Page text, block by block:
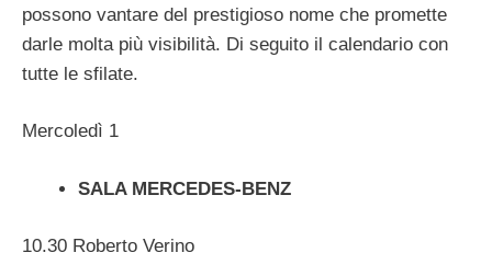
possono vantare del prestigioso nome che promette
darle molta più visibilità. Di seguito il calendario con
tutte le sfilate.
Mercoledì 1
SALA MERCEDES-BENZ
10.30 Roberto Verino